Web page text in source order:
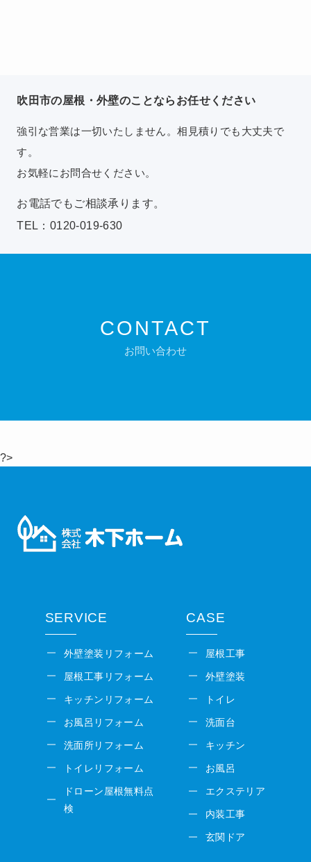
吹田市の屋根・外壁のことならお任せください
強引な営業は一切いたしません。相見積りでも大丈夫で
す。
お気軽にお問合せください。
お電話でもご相談承ります。
TEL：0120-019-630
CONTACT
お問い合わせ
?>
SERVICE
外壁塗装リフォーム
屋根工事リフォーム
キッチンリフォーム
お風呂リフォーム
洗面所リフォーム
トイレリフォーム
ドローン屋根無料点
検
CASE
屋根工事
外壁塗装
トイレ
洗面台
キッチン
お風呂
エクステリア
内装工事
玄関ドア